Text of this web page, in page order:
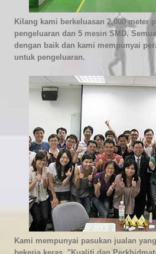
Kilang kami berkeluasan 2,000 meter
pengeluaran dan 5 mesin SMD.
dengan baik dan kami mempunyai
untuk pengeluaran.
Kami mempunyai pasukan jualan